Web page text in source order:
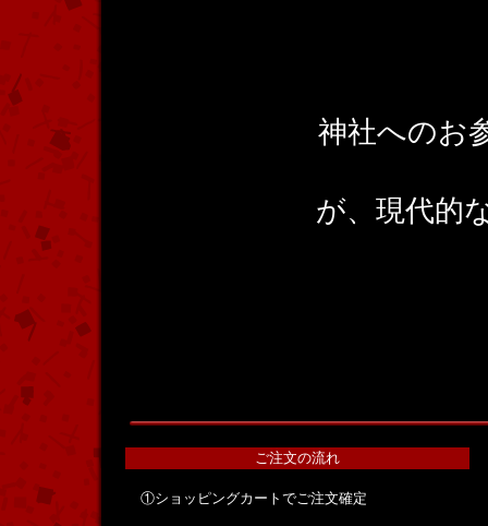
神社へのお
が、現代的
ご注文の流れ
①ショッピングカートでご注文確定